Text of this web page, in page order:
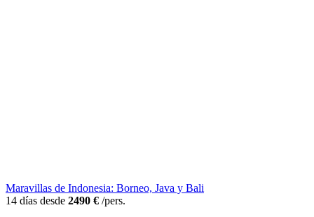
Maravillas de Indonesia: Borneo, Java y Bali
14 días desde 2490 € /pers.